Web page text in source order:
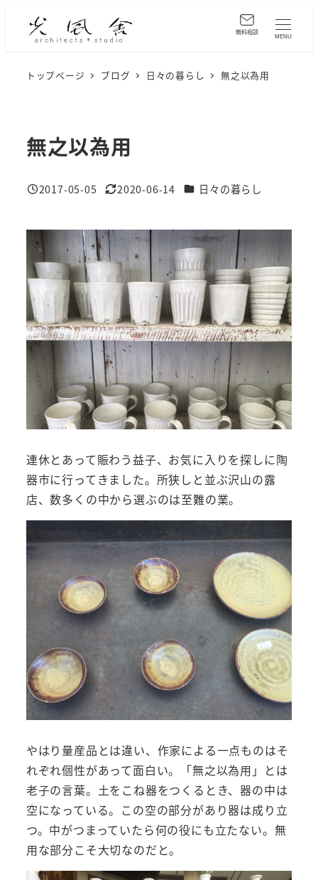
MENU
トップページ ブログ 日々の暮らし 無之以為用
無之以為用
投稿日
2017-05-05
更新日
2020-06-14 カテゴリー
日々の暮らし
連休とあって賑わう益子、お気に入りを探しに陶
器市に行ってきました。所狭しと並ぶ沢山の露
店、数多くの中から選ぶのは至難の業。
やはり量産品とは違い、作家による一点ものはそ
れぞれ個性があって面白い。「無之以為用」とは
老子の言葉。土をこね器をつくるとき、器の中は
空になっている。この空の部分があり器は成り立
つ。中がつまっていたら何の役にも立たない。無
用な部分こそ大切なのだと。
無料相談